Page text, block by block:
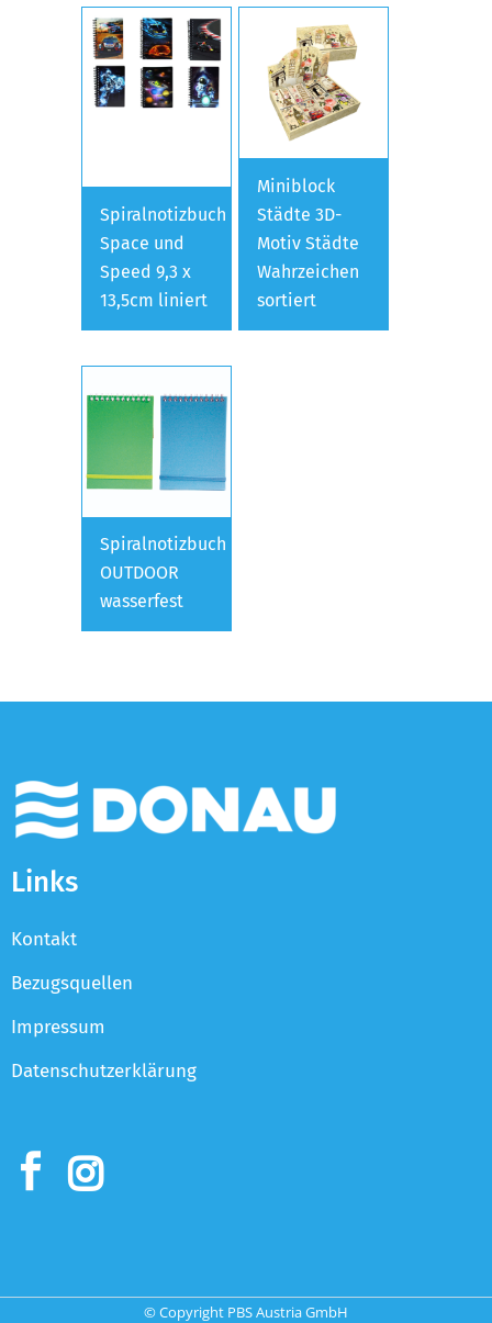
Spiralnotizbuch
Space und
Speed 9,3 x
13,5cm liniert
Miniblock
Städte 3D-
Motiv Städte
Wahrzeichen
sortiert
Spiralnotizbuch
OUTDOOR
wasserfest
Links
Kontakt
Bezugsquellen
Impressum
Datenschutzerklärung
© Copyright PBS Austria GmbH